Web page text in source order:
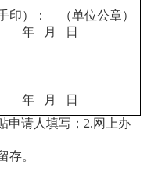
印）：
（单位公章）
年
月 日
年
月
日
申请人填写； 2.网上办
存。